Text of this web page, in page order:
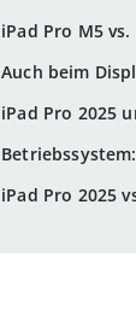
iPad Pro M5
Auch beim
iPad Pro 2025
iPad Pro 2025